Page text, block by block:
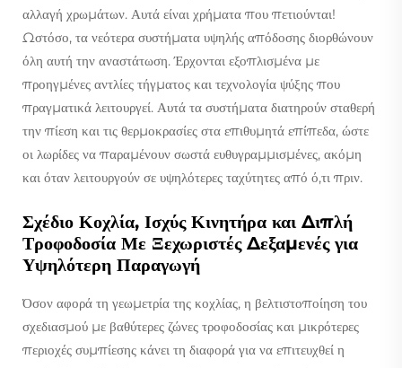
αλλαγή χρωμάτων. Αυτά είναι χρήματα που πετιούνται!
Ωστόσο, τα νεότερα συστήματα υψηλής απόδοσης διορθώνουν
όλη αυτή την αναστάτωση. Έρχονται εξοπλισμένα με
προηγμένες αντλίες τήγματος και τεχνολογία ψύξης που
πραγματικά λειτουργεί. Αυτά τα συστήματα διατηρούν σταθερή
την πίεση και τις θερμοκρασίες στα επιθυμητά επίπεδα, ώστε
οι λωρίδες να παραμένουν σωστά ευθυγραμμισμένες, ακόμη
και όταν λειτουργούν σε υψηλότερες ταχύτητες από ό,τι πριν.
Σχέδιο Κοχλία, Ισχύς Κινητήρα και Διπλή
Τροφοδοσία Με Ξεχωριστές Δεξαμενές για
Υψηλότερη Παραγωγή
Όσον αφορά τη γεωμετρία της κοχλίας, η βελτιστοποίηση του
σχεδιασμού με βαθύτερες ζώνες τροφοδοσίας και μικρότερες
περιοχές συμπίεσης κάνει τη διαφορά για να επιτευχθεί η